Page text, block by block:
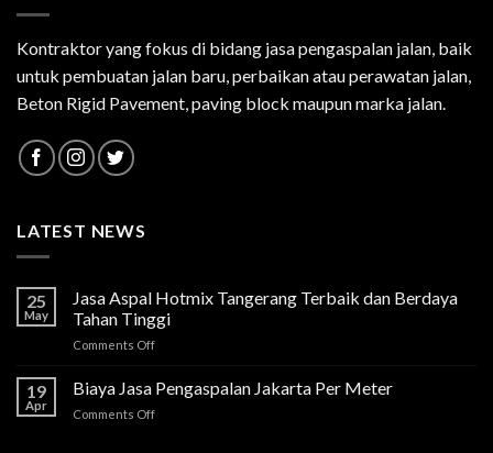
Kontraktor yang fokus di bidang jasa pengaspalan jalan, baik
untuk pembuatan jalan baru, perbaikan atau perawatan jalan,
Beton Rigid Pavement, paving block maupun marka jalan.
LATEST NEWS
25
May
Jasa Aspal Hotmix Tangerang Terbaik dan Berdaya
Tahan Tinggi
Comments Offon
Aspal
Hotmix
19
Apr
Biaya Jasa Pengaspalan Jakarta Per Meter
Comments Offon